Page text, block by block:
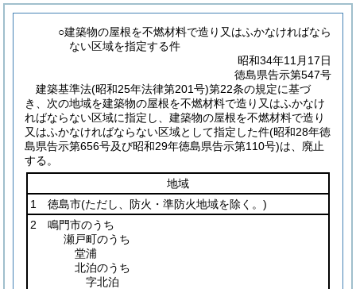
○建築物の屋根を不燃材料で造り又はふかなければなら
ない区域を指定する件
昭和34年11月17日
徳島県告示第547号
建築基準法(昭和25年法律第201号)第22条の規定に基づ
き、次の地域を建築物の屋根を不燃材料で造り又はふかなけ
ればならない区域に指定し、建築物の屋根を不燃材料で造り
又はふかなければならない区域として指定した件(昭和28年徳
島県告示第656号及び昭和29年徳島県告示第110号)は、廃止
する。
地域
1 徳島市(ただし、防火・準防火地域を除く。)
2 鳴門市のうち
瀬戸町のうち
堂浦
北泊のうち
字北泊